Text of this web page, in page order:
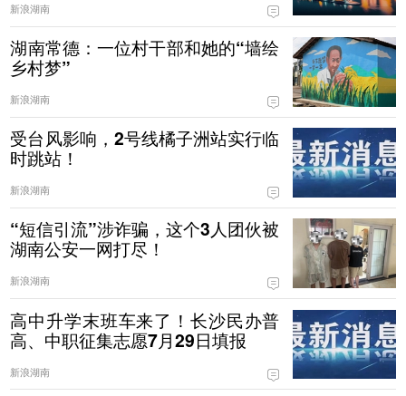
新浪湖南
湖南常德：一位村干部和她的“墙绘
乡村梦”
新浪湖南
受台风影响，2号线橘子洲站实行临
时跳站！
新浪湖南
“短信引流”涉诈骗，这个3人团伙被
湖南公安一网打尽！
新浪湖南
高中升学末班车来了！长沙民办普
高、中职征集志愿7月29日填报
新浪湖南